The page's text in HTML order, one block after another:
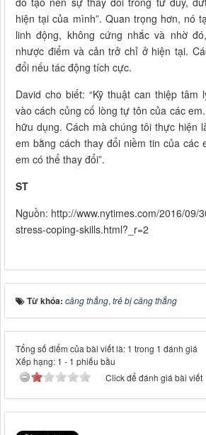
hiện tại của mình”. Quan trọng hơn, nó
linh động, không cứng nhắc và nhờ
nhược điểm và cản trở chỉ ở hiện tại.
đổi nếu tác động tích cực.
David cho biết: “Kỹ thuật can thiệp tâm
vào cách củng cố lòng tự tôn của các
hữu dụng. Cách mà chúng tôi thực hiện
em bằng cách thay đổi niềm tin của các
em có thể thay đổi”.
ST
Nguồn: http://www.nytimes.com/2016/09/
stress-coping-skills.html?_r=2
Từ khóa: căng thẳng, trẻ bị căng thẳng
Tổng số điểm của bài viết là: 1 trong 1 đánh giá
Xếp hạng: 1 - 1 phiếu bầu
Click để đánh giá bài viết